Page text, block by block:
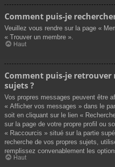
Comment puis-je
Veuillez vous rendre sur la page «
« Trouver un membre ».
Haut
Comment puis-je retrouver
sujets ?
Vos propres messages peuvent être
« Afficher vos messages » dans le
soit en cliquant sur le lien «
sur la page de votre propre profil ou
« Raccourcis » situé sur la partie
recherche de vos propres sujets,
remplissez convenablement les
Haut